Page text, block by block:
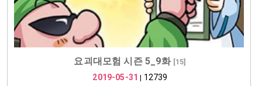
요괴대모험 시즌 5_9화 [15]
2019-05-31 12739